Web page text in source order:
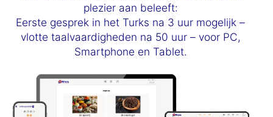
plezier aan beleeft:
Eerste gesprek in het Turks na 3 uur mogelijk –
vlotte taalvaardigheden na 50 uur – voor PC,
Smartphone en Tablet.